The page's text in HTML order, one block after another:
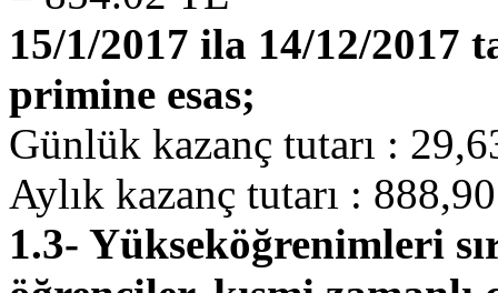
15/1/2017 ila 14/12/2017
primine esas;
Günlük kazanç tutarı :
Aylık kazanç tutarı :
1.3- Yükseköğrenimleri